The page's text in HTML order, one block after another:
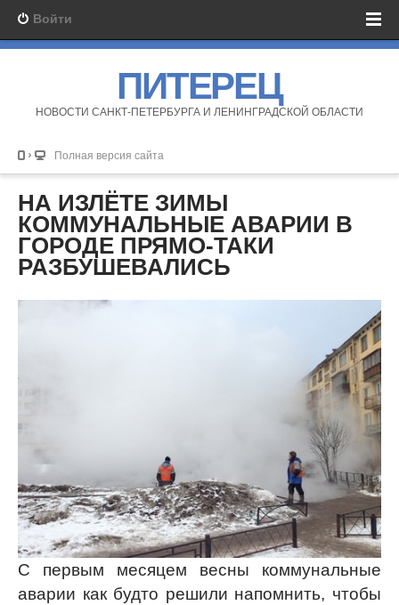
Войти
ПИТЕРЕЦ
НОВОСТИ САНКТ-ПЕТЕРБУРГА И ЛЕНИНГРАДСКОЙ ОБЛАСТИ
Полная версия сайта
НА ИЗЛЁТЕ ЗИМЫ
КОММУНАЛЬНЫЕ АВАРИИ В
ГОРОДЕ ПРЯМО-ТАКИ
РАЗБУШЕВАЛИСЬ
С первым месяцем весны коммунальные
аварии как будто решили напомнить, чтобы